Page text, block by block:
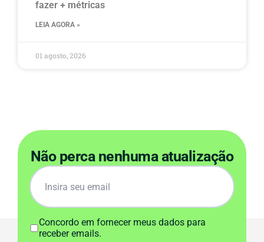
fazer + métricas
LEIA AGORA »
01 agosto, 2026
Não perca nenhuma atualização
Concordo em fornecer meus dados para
receber emails.